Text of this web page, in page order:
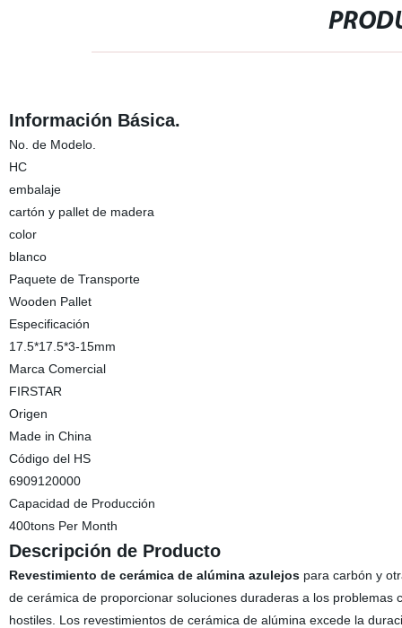
Información Básica.
No. de Modelo.
HC
embalaje
cartón y pallet de madera
color
blanco
Paquete de Transporte
Wooden Pallet
Especificación
17.5*17.5*3-15mm
Marca Comercial
FIRSTAR
Origen
Made in China
Código del HS
6909120000
Capacidad de Producción
400tons Per Month
Descripción de Producto
Revestimiento de cerámica de alúmina azulejospara carbón y
de cerámica de proporcionar soluciones duraderas a los
hostiles. Los revestimientos de cerámica de alúmina excede la